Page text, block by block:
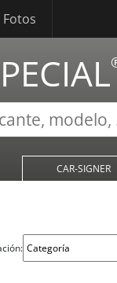
Fotos
CAR-SIGNER